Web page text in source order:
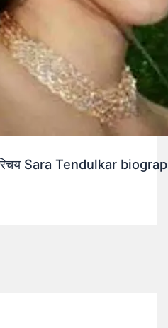
Sara Tendulkar